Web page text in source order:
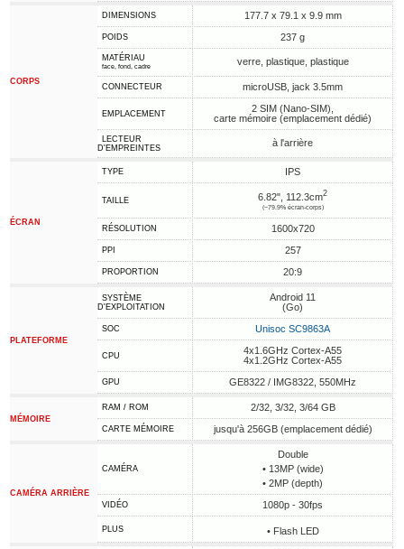
CORPS
DIMENSIONS 177.7 x 79.1 x 9.9 mm
POIDS 237 g
MATÉRIAU
face, fond, cadre verre, plastique, plastique
CONNECTEUR microUSB, jack 3.5mm
EMPLACEMENT
2 SIM (Nano-SIM),
carte mémoire (emplacement dédié)
LECTEUR
D'EMPREINTES
à l'arrière
ÉCRAN
TYPE IPS
TAILLE 6.82", 112.3cm2
(~79.9% écran-corps)
RÉSOLUTION 1600x720
PPI 257
PROPORTION 20:9
PLATEFORME
SYSTÈME
D'EXPLOITATION
Android 11
(Go)
SOC Unisoc SC9863A
CPU
4x1.6GHz Cortex-A55
4x1.2GHz Cortex-A55
GPU GE8322 / IMG8322, 550MHz
MÉMOIRE
RAM / ROM 2/32, 3/32, 3/64 GB
CARTE MÉMOIRE jusqu'à 256GB (emplacement dédié)
CAMÉRA ARRIÈRE
CAMÉRA
Double
• 13MP (wide)
• 2MP (depth)
VIDÉO 1080p - 30fps
PLUS • Flash LED